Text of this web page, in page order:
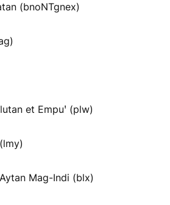
(bnoNTgnex)
et Empuꞌ (plw)
Mag-Indi (blx)